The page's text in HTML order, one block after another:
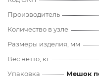
Производитель
Количество в узле
Размеры изделия, мм
Вес нетто, кг
Упаковка
Мешок